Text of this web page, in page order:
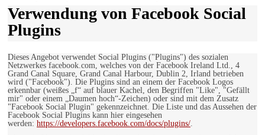
Verwendung von Facebook Social
Plugins
Dieses Angebot verwendet Social Plugins ("Plugins") des sozialen
Netzwerkes facebook.com, welches von der Facebook Ireland Ltd., 4
Grand Canal Square, Grand Canal Harbour, Dublin 2, Irland betrieben
wird ("Facebook"). Die Plugins sind an einem der Facebook Logos
erkennbar (weißes „f“ auf blauer Kachel, den Begriffen "Like", "Gefällt
mir" oder einem „Daumen hoch“-Zeichen) oder sind mit dem Zusatz
"Facebook Social Plugin" gekennzeichnet. Die Liste und das Aussehen der
Facebook Social Plugins kann hier eingesehen
werden: https://developers.facebook.com/docs/plugins/.